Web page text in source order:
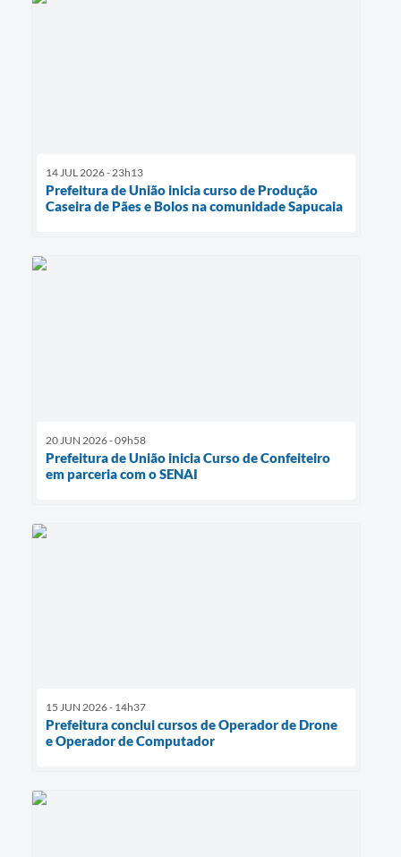
14 JUL 2026 - 23h13
Prefeitura de União inicia curso de Produção
Caseira de Pães e Bolos na comunidade Sapucaia
20 JUN 2026 - 09h58
Prefeitura de União inicia Curso de Confeiteiro
em parceria com o SENAI
15 JUN 2026 - 14h37
Prefeitura conclui cursos de Operador de Drone
e Operador de Computador